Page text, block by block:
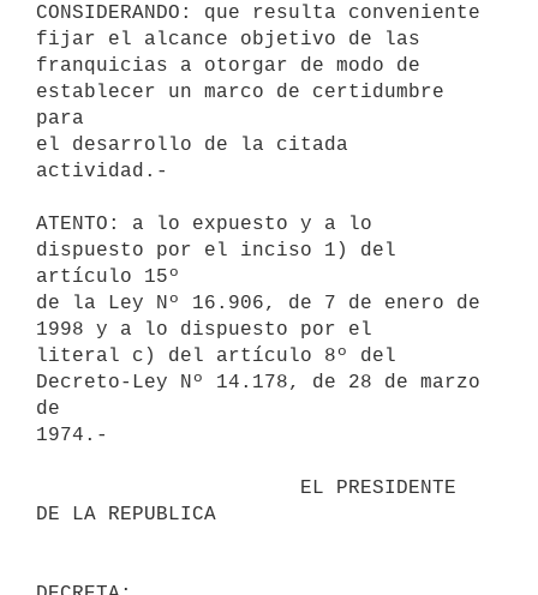
CONSIDERANDO: que resulta conveniente
fijar el alcance objetivo de las
franquicias a otorgar de modo de
establecer un marco de certidumbre
para
el desarrollo de la citada
actividad.-
ATENTO: a lo expuesto y a lo
dispuesto por el inciso 1) del
artículo 15º
de la Ley Nº 16.906, de 7 de enero de
1998 y a lo dispuesto por el
literal c) del artículo 8º del
Decreto-Ley Nº 14.178, de 28 de marzo
de
1974.-
DE LA REPUBLICA